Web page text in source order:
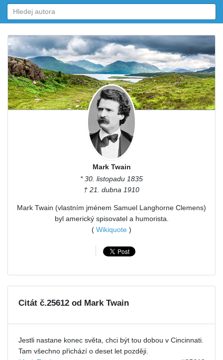
Mark Twain
* 30. listopadu 1835
† 21. dubna 1910
Mark Twain (vlastním jménem Samuel Langhorne Clemens)
byl americký spisovatel a humorista.
( Wikiquote )
Citát č.25612 od Mark Twain
Jestli nastane konec světa, chci být tou dobou v Cincinnati.
Tam všechno přichází o deset let později.